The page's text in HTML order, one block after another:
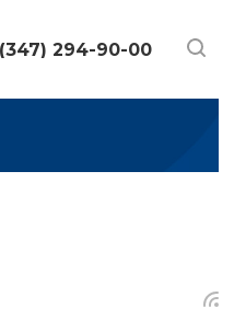
294-90-00